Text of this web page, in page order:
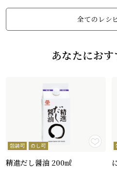
全てのレシ
あなたにお
包装可 のし可
精進だし醤油 200㎖